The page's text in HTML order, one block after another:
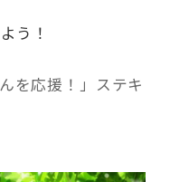
み替え相談
う！
を応援！」ステキ